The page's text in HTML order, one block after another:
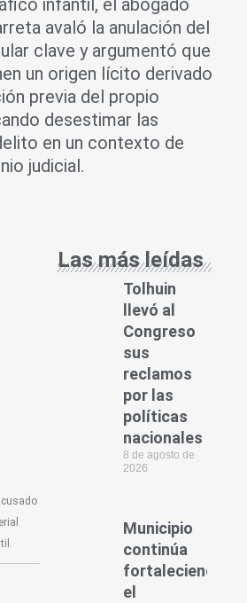
infantil, el abogado
avaló la anulación del
clave y argumentó que
un origen lícito derivado
previa del propio
desestimar las
en un contexto de
judicial.
Las más leídas
Tolhuin
llevó al
Congreso
sus
reclamos
por las
políticas
nacionales
8 de agosto de
2026
Municipio
continúa
fortaleciendo
el